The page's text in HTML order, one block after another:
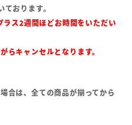
おります。
ラス2週間ほどお時間をいただい
らキャンセルとなります。
合は、全ての商品が揃ってから